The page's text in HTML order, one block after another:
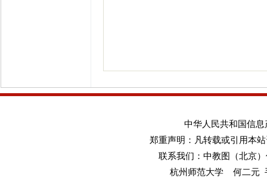
中华人民共和国信息
郑重声明：凡转载或引用本
联系我们：中教图（北京
杭州师范大学 何二元